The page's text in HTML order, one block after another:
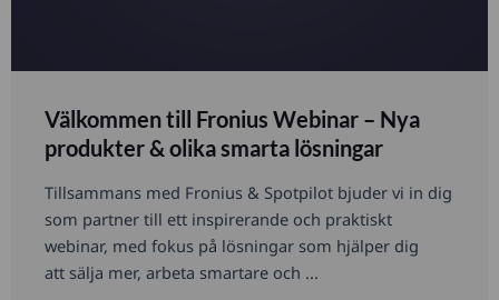
Välkommen till Fronius Webinar – Nya
produkter & olika smarta lösningar
Tillsammans med Fronius & Spotpilot bjuder vi in dig
som partner till ett inspirerande och praktiskt
webinar, med fokus på lösningar som hjälper dig
att sälja mer, arbeta smartare och ...